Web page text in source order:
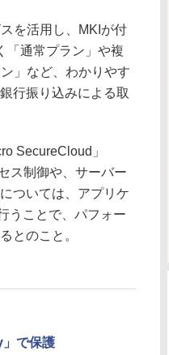
を活用し、MKIが付
「通常プラン」や複
」など、わかりやす
行振り込みによる取
SecureCloud」
ス制御や、サーバー
ついては、アプリケ
うことで、パフォー
とのこと。
で保護